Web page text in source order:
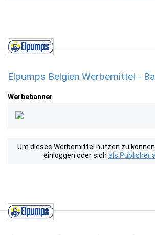
Elpumps Belgien Werbemittel -
Werbebanner
Um dieses Werbemittel nutzen zu
einloggen oder sich als Publisher